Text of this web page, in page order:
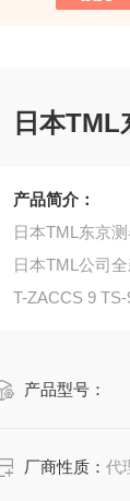
日本
产品简介：
日本TML东京
日本TML公司
T-ZACCS 9
产品型号：
厂商性质：代